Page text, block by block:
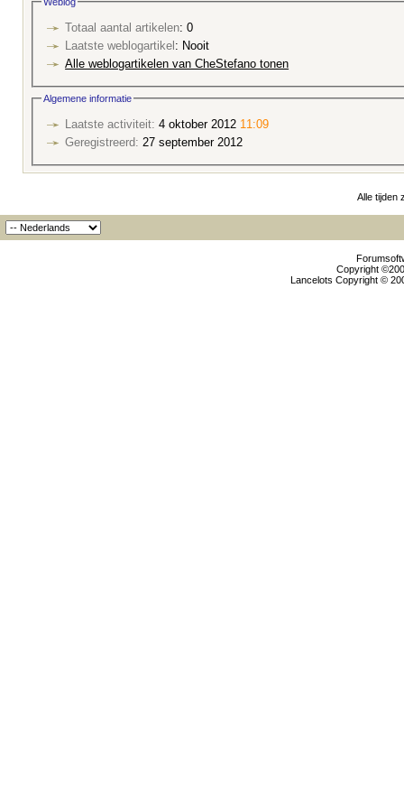
Totaal aantal artikelen: 0
Laatste weblogartikel
: Nooit
Alle weblogartikelen van CheStefano tonen
Algemene informatie
Laatste activiteit: 4 oktober 2012 11:09
Geregistreerd: 27 september 2012
Alle tijden
Copyright
Lancelots Copyright ©